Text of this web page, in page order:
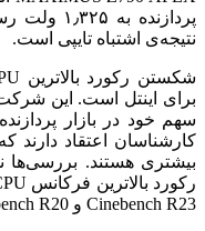
پردازنده
نتیجه‌ی اشتباه تایپی است.
برای اینتل است. این
Cinebench R23 و Cinebench R20 جابه‌جا کرده است.